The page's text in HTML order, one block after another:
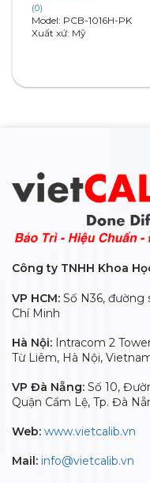
Rated
0
out
(0)
Model: PCB-1016H-PK
Xuất xứ: Mỹ
Công ty TNHH Khoa
VP HCM: Số N36, đường
Chí Minh
Hà Nội: Intracom 2
Từ Liêm, Hà Nội,
VP Đà Nẵng: Số 10,
Quận Cẩm Lệ, Tp. Đà
Web: www.vietcalib.vn
Mail: info@vietcalib.vn